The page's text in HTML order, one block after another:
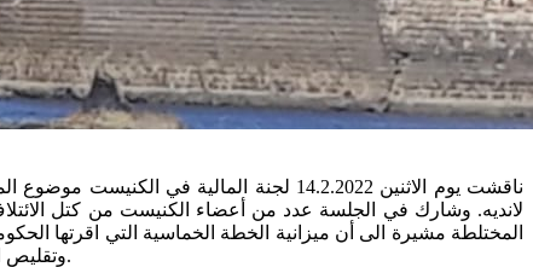
لانديه. وشارك في الجلسة عدد من أعضاء الكنيست من كتل
وتقليص الفجوات. وكان من المفروض ان يتم خلال 150 يوم اقتراح كيفية توزيع هذه المبالغ من خلال وزارة المساواة الاجتماعية ومكتب رئيس الحكومة.